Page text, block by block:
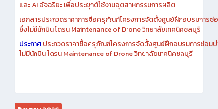
ประกาศประกวดราคาซื้อครุภัณฑ์ชุดปฏิบัติการเรียนรู้และควบคุมหุ่นยน
และ AI อัจฉริยะ เพื่อประยุกต์ใช้งานอุตสาหกรรมการผลิต
เอกสารประกวดราคาการซื้อครุภัณฑ์โครงการจัดตั้งศูนย์ฝึกอบรมการซ่
ซึ่งไม่มีนักบิน โดรน Maintenance of Drone วิทยาลัยเทคนิคชลบุรี
ประกาศประกวดราคาซื้อครุภัณฑ์โครงการจัดตั้งศูนย์ฝึกอบรมการซ่อมบ